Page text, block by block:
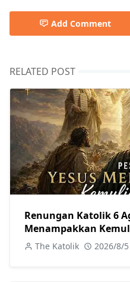
Add Comment
RELATED POST
Renungan Katolik 6
Menampakkan
The Katolik 2026/8/5